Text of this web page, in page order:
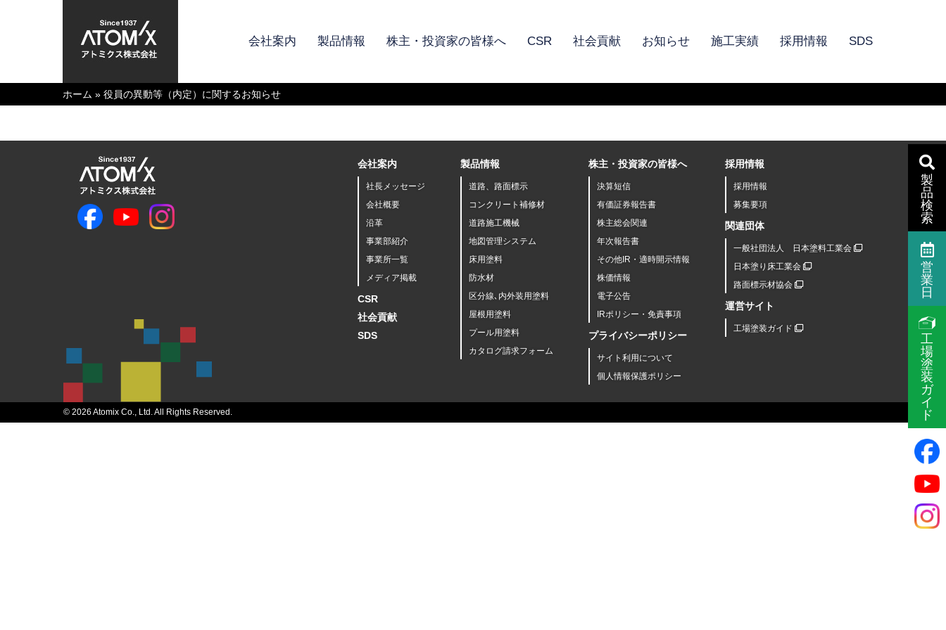
会社案内 製品情報 株主・投資家の皆様へ CSR 社会貢献 お知らせ 施工実績 採用情報 SDS
ホーム » 役員の異動等（内定）に関するお知らせ
会社案内
社長メッセージ
会社概要
沿革
事業部紹介
事業所一覧
メディア掲載
CSR
社会貢献
SDS
製品情報
道路、路面標示
コンクリート補修材
道路施工機械
地図管理システム
床用塗料
防水材
区分線､内外装用塗料
屋根用塗料
プール用塗料
カタログ請求フォーム
株主・投資家の皆様へ
決算短信
有価証券報告書
株主総会関連
年次報告書
その他IR・適時開示情報
株価情報
電子公告
IRポリシー・免責事項
プライバシーポリシー
サイト利用について
個人情報保護ポリシー
採用情報
採用情報
募集要項
関連団体
一般社団法人 日本塗料工業会
日本塗り床工業会
路面標示材協会
運営サイト
工場塗装ガイド
© 2026 Atomix Co., Ltd. All Rights Reserved.
製
品
検
索
営
業
日
工
場
塗
装
ガ
イ
ド